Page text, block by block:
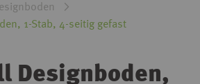
1-Stab, 4-seitig gefast
Designboden,